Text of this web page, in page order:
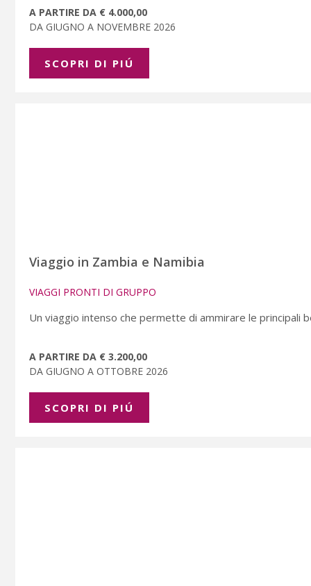
A PARTIRE DA € 4.000,00
DA GIUGNO A NOVEMBRE 2026
SCOPRI DI PIÚ
Viaggio in Zambia e Namibia
VIAGGI PRONTI DI GRUPPO
Un viaggio intenso che permette di ammirare le principali
A PARTIRE DA € 3.200,00
DA GIUGNO A OTTOBRE 2026
SCOPRI DI PIÚ